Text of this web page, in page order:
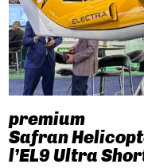
premium
Safran
l’EL9 Ultra